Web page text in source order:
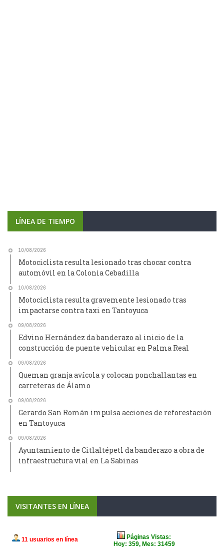
LÍNEA DE TIEMPO
10/08/2026
Motociclista resulta lesionado tras chocar contra
automóvil en la Colonia Cebadilla
10/08/2026
Motociclista resulta gravemente lesionado tras
impactarse contra taxi en Tantoyuca
09/08/2026
Edvino Hernández da banderazo al inicio de la
construcción de puente vehicular en Palma Real
09/08/2026
Queman granja avícola y colocan ponchallantas en
carreteras de Álamo
09/08/2026
Gerardo San Román impulsa acciones de reforestación
en Tantoyuca
09/08/2026
Ayuntamiento de Citlaltépetl da banderazo a obra de
infraestructura vial en La Sabinas
VISITANTES EN LÍNEA